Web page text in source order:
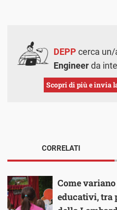
DEPP cerca un/
Engineerda
Scopri di più e invia
CORRELATI
Come
educativi, tra